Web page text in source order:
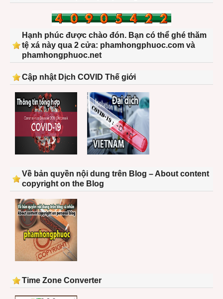
Hạnh phúc được chào đón. Bạn có thể ghé thăm
tệ xá này qua 2 cửa: phamhongphuoc.com và
phamhongphuoc.net
Cập nhật Dịch COVID Thế giới
Về bản quyền nội dung trên Blog – About content
copyright on the Blog
Time Zone Converter